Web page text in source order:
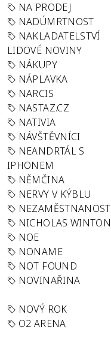
NA PRODEJ
NADÚMRTNOST
NAKLADATELSTVÍ
LIDOVÉ NOVINY
NÁKUPY
NÁPLAVKA
NARCIS
NASTAZ.CZ
NATIVIA
NÁVŠTĚVNÍCI
NEANDRTÁL S
IPHONEM
NĚMČINA
NERVY V KÝBLU
NEZAMĚSTNANOST
NICHOLAS WINTON
NOE
NONAME
NOT FOUND
NOVINAŘINA
NOVÝ ROK
O2 ARENA